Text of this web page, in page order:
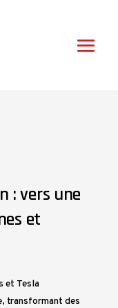
: vers une
et
et Tesla
transformant des